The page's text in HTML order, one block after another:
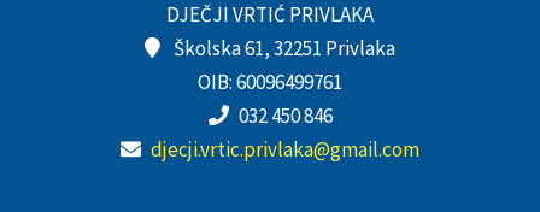
DJEČJI VRTIĆ PRIVLAKA
Školska 61, 32251 Privlaka
OIB: 60096499761
032 450 846
djecji.vrtic.privlaka@gmail.com